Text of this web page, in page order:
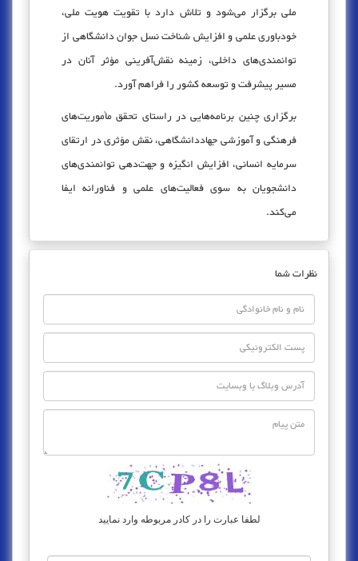
ملی برگزار می‌شود و تلاش دارد با تقویت هویت ملی،
خودباوری علمی و افزایش شناخت نسل جوان دانشگاهی از
توانمندی‌های داخلی، زمینه نقش‌آفرینی مؤثر آنان در
مسیر پیشرفت و توسعه کشور را فراهم آورد.
برگزاری چنین برنامه‌هایی در راستای تحقق مأموریت‌های
فرهنگی و آموزشی جهاددانشگاهی، نقش مؤثری در ارتقای
سرمایه انسانی، افزایش انگیزه و جهت‌دهی توانمندی‌های
دانشجویان به سوی فعالیت‌های علمی و فناورانه ایفا
می‌کند.
نظرات شما
لطفا عبارت را در کادر مربوطه وارد نمایید